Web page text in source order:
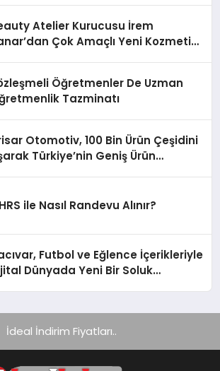
Atelier Kurucusu İrem
Çok Amaçlı Yeni Kozmetik
Öğretmenler De Uzman
Tazminatı
Otomotiv, 100 Bin Ürün Çeşidini
Türkiye’nin Geniş Ürün
ile Nasıl Randevu Alınır?
Futbol ve Eğlence İçerikleriyle
Dünyada Yeni Bir Soluk
İdeal İndirim Fiyatları..